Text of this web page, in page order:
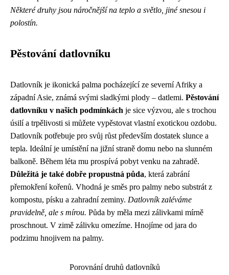
Některé druhy jsou náročnější na teplo a světlo, jiné snesou i
polostín.
Pěstování datlovníku
Datlovník je ikonická palma pocházející ze severní Afriky a
západní Asie, známá svými sladkými plody – datlemi. Pěstování
datlovníku v našich podmínkách je sice výzvou, ale s trochou
úsilí a trpělivosti si můžete vypěstovat vlastní exotickou ozdobu.
Datlovník potřebuje pro svůj růst především dostatek slunce a
tepla. Ideální je umístění na jižní straně domu nebo na slunném
balkoně. Během léta mu prospívá pobyt venku na zahradě.
Důležitá je také dobře propustná půda, která zabrání
přemokření kořenů. Vhodná je směs pro palmy nebo substrát z
kompostu, písku a zahradní zeminy. Datlovník zaléváme
pravidelně, ale s mírou. Půda by měla mezi zálivkami mírně
proschnout. V zimě zálivku omezíme. Hnojíme od jara do
podzimu hnojivem na palmy.
Porovnání druhů datlovníků